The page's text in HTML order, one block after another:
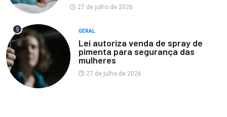
27 de julho de 2026
5 GERAL
Lei autoriza venda de spray de
pimenta para segurança das
mulheres
27 de julho de 2026